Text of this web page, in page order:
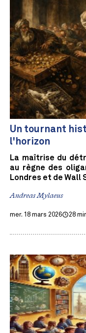
Un tournant
l'horizon
La maîtrise du
au règne des
Londres et de
Andreas Mylaeus
mer. 18 mars 2026 28